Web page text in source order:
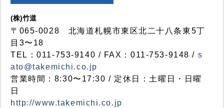
(株)竹道
〒065-0028 北海道札幌市東区北二十八条東5丁
目3〜18
TEL：011-753-9140 / FAX：011-753-9148 / s
ato@takemichi.co.jp
営業時間：8:30〜17:30 / 定休日：土曜日・日曜
日
http://www.takemichi.co.jp